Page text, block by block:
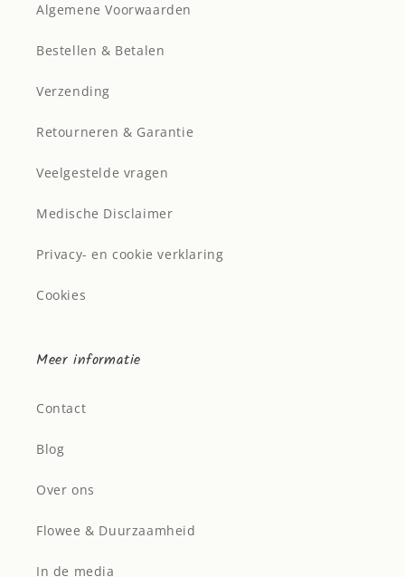
Algemene Voorwaarden
Bestellen & Betalen
Verzending
Retourneren & Garantie
Veelgestelde vragen
Medische Disclaimer
Privacy- en cookie verklaring
Cookies
Meer informatie
Contact
Blog
Over ons
Flowee & Duurzaamheid
In de media